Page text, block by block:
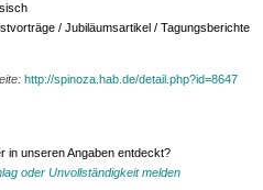
/ Jubiläumsartikel / Tagungsberichte
http://spinoza.hab.de/detail.php?id=8647
in unseren Angaben entdeckt?
oder Unvollständigkeit melden